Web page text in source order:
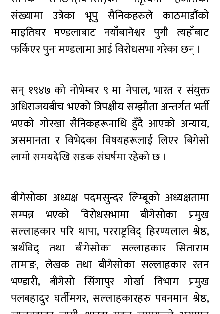
संख्यामा उत्रेका भूपु सैनिकहरुले काठमाडौंको
माइतिघर मण्डलाबाट नयाँबानेश्वर पुगी त्यहाँबाट
फर्किएर पुनः मण्डलामा आई विरोधसभा गरेका छन् ।
सन् १९४७ को नोभेम्बर ९ मा नेपाल, भारत र संयुक्त
अधिराजयबीच भएको त्रिपक्षीय सम्झौता अन्तर्गत भर्ती
भएको गोरखा सैनिकहरूमाथि हुँदै आएको अन्याय,
असमानता र विभेदका विषयहरूलाई लिएर बिगेसो
लामो समयदेखि सडक संघर्षमा रहेको छ ।
बीगेसोका अध्यक्ष पदमसुन्दर लिम्बूको अध्यक्षतामा
सम्पन्न भएको विरोधसभामा बीगेसोका प्रमुख
सल्लाहकार परि थापा, परराष्ट्रविद् हिरण्यलाल श्रेष्ठ,
अर्थविद् तथा बीगेसोका सल्लाहकार सिताराम
तामाङ, लेखक तथा बीगेसोका सल्लाहकार रतन
भण्डारी, बीगेसो सिंगापुर गोर्खा विभाग प्रमुख
पलबहादुर घर्तीमगर, सल्लाहकारहरु पवनमान श्रेष्ठ,